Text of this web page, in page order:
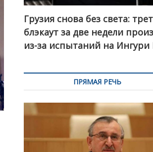
Грузия снова без света:
блэкаут за две недели
из-за испытаний на Ингури
ПРЯМАЯ РЕЧЬ